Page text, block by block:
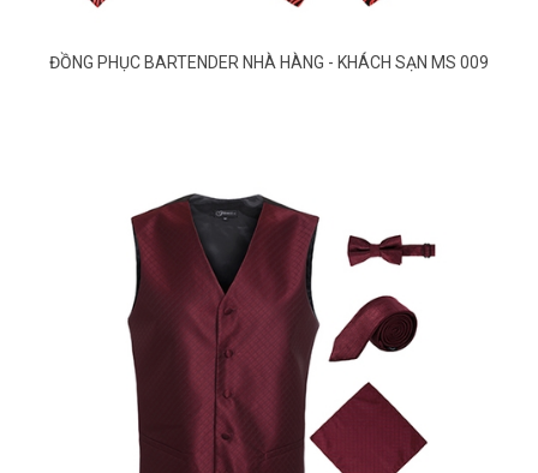
ĐỒNG PHỤC BARTENDER NHÀ HÀNG - KHÁCH SẠN MS 009